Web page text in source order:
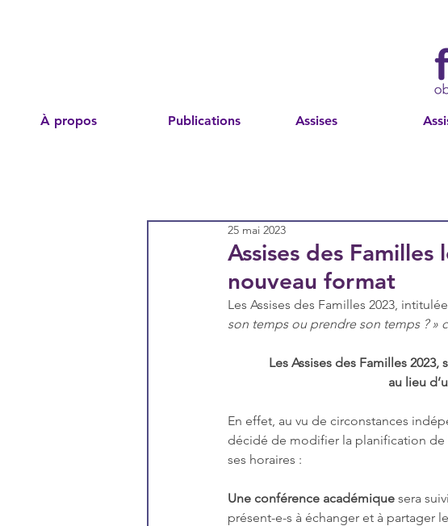
À propos Publications Assises
Assises des
nouveau format
25 mai 2023
Les Assises des Familles 2023,
son temps ou prendre son temps ? » c
Les Assises des Familles
au lieu
En effet, au vu de circonstances
décidé de modifier la planification de
ses horaires :
Une conférence académique sera
présent-e-s à échanger et à partager